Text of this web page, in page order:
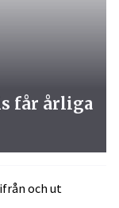
får årliga